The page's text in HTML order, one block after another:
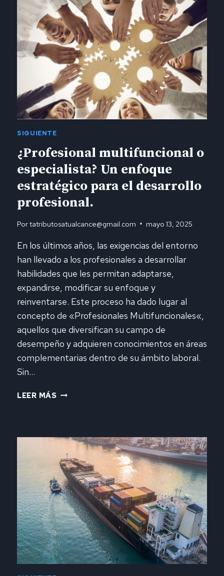
QUE
DILEMA!
SIGUIENTE
¿Profesional multifuncional o
especialista? Un enfoque
estratégico para el desarrollo
profesional.
Portatributosatualcance@gmail.com mayo 13, 2025
En los últimos años, las exigencias del entorno
han llevado a los profesionales a desarrollar
habilidades que les permitan adaptarse,
expandirse, modificar su enfoque y
reinventarse. Este proceso ha dado lugar al
concepto de «Profesionales Multifuncionales«,
aquellos que diversifican su campo de
desempeño y adquieren conocimientos en áreas
complementarias dentro de su ámbito laboral.
Sin…
LEER MÁS¿PROFESIONAL
UN
ENFOQUE
ESTRATÉGICO
PARA
EL
DESARROLLO
PROFESIONAL.